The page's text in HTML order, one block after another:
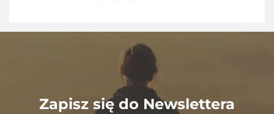
Zapisz się do Newslettera